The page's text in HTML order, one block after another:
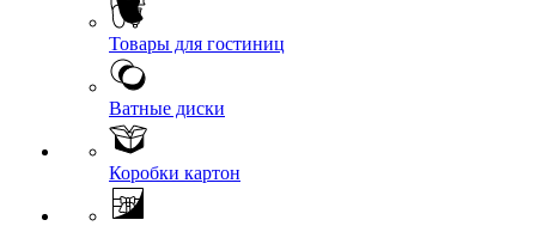
Товары для гостиниц
Ватные диски
Коробки картон